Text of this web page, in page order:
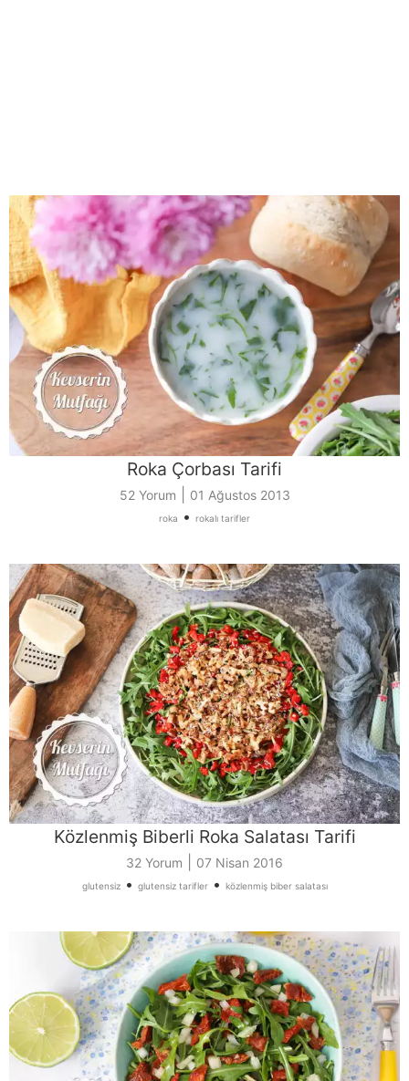
Roka Çorbası Tarifi
52 Yorum 01 Ağustos 2013
roka • rokalı tarifler
Közlenmiş Biberli Roka Salatası Tarifi
32 Yorum 07 Nisan 2016
glutensiz• glutensiz tarifler• közlenmiş biber salatası